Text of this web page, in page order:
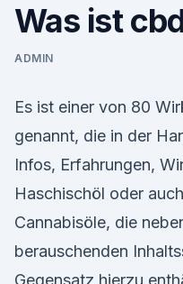
Was ist
ADMIN
Es ist einer von 80
genannt, die in der
Infos, Erfahrungen,
Haschischöl oder
Cannabisöle, die
berauschenden
Gegensatz hierzu